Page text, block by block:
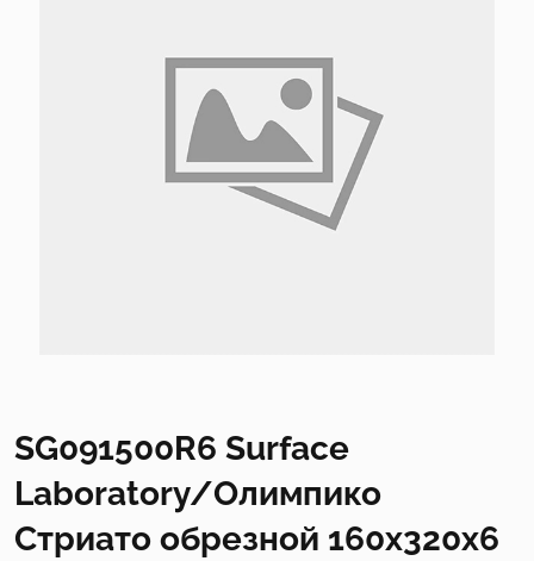
SG091500R6 Surface
Laboratory/Олимпико
Стриато обрезной 160x320х6